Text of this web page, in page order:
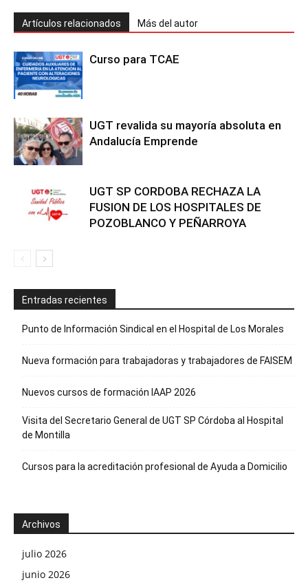
Artículos relacionados Más del autor
Curso para TCAE
UGT revalida su mayoría absoluta en
Andalucía Emprende
UGT SP CORDOBA RECHAZA LA
FUSION DE LOS HOSPITALES DE
POZOBLANCO Y PEÑARROYA
Entradas recientes
Punto de Información Sindical en el Hospital de Los Morales
Nueva formación para trabajadoras y trabajadores de FAISEM
Nuevos cursos de formación IAAP 2026
Visita del Secretario General de UGT SP Córdoba al Hospital
de Montilla
Cursos para la acreditación profesional de Ayuda a Domicilio
Archivos
julio 2026
junio 2026